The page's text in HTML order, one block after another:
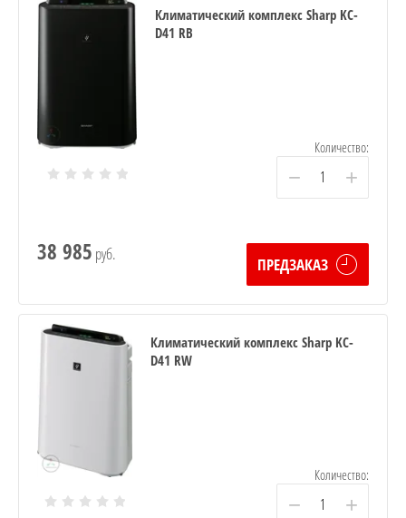
Климатический комплекс Sharp KC-
D41 RB
Количество:
− +
38 985 руб.
ПРЕДЗАКАЗ
Климатический комплекс Sharp KC-
D41 RW
Количество:
− +